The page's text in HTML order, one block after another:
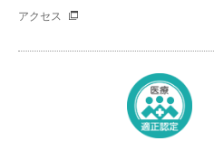
アクセス